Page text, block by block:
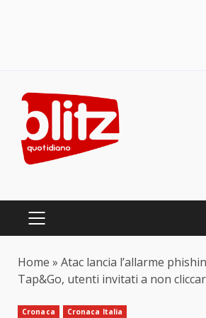
content
PRIMARY
Home » Atac lancia l’allarme
Tap&Go, utenti invitati a non
Cronaca Cronaca Italia